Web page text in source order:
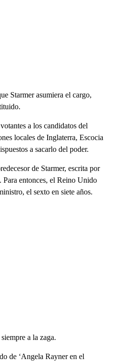
Starmer asumiera el cargo,
a los candidatos del
locales de Inglaterra, Escocia
a sacarlo del poder.
de Starmer, escrita por
Para entonces, el Reino Unido
el sexto en siete años.
a la zaga.
de ‘Angela Rayner en el